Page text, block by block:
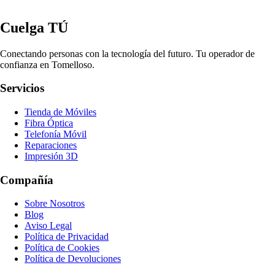
Cuelga TÚ
Conectando personas con la tecnología del futuro. Tu operador de
confianza en Tomelloso.
Servicios
Tienda de Móviles
Fibra Óptica
Telefonía Móvil
Reparaciones
Impresión 3D
Compañía
Sobre Nosotros
Blog
Aviso Legal
Política de Privacidad
Política de Cookies
Política de Devoluciones